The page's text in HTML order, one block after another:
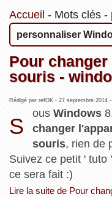
Accueil - Mots clés-
personnaliser
Pour
souris -
Rédigé par refOK - 27 septembre 2014-
S
ousWindows
changer
souris, rien de
Suivez ce petit ' tuto
ce sera fait :)
Lire la suite de Pour